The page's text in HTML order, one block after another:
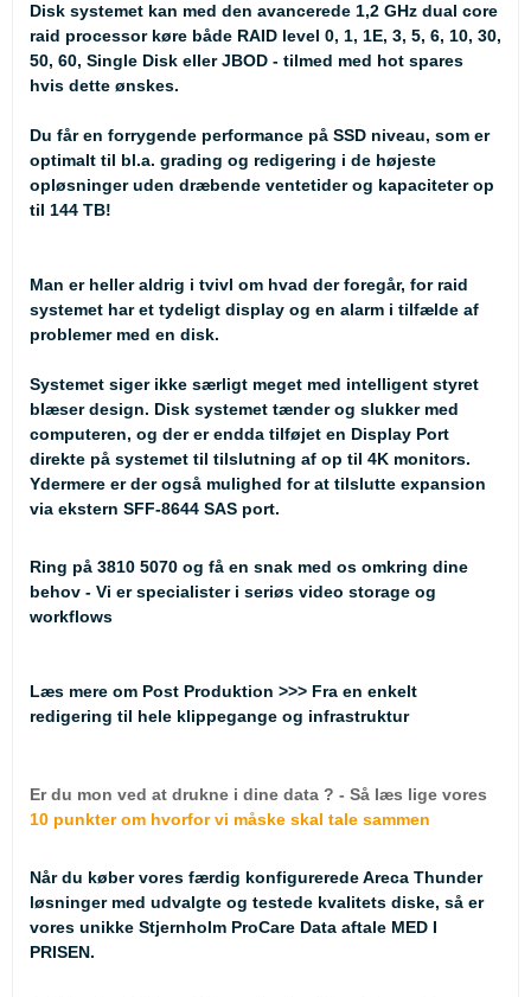
Disk systemet kan med den avancerede 1,2 GHz dual core
raid processor køre både RAID level 0, 1, 1E, 3, 5, 6, 10, 30,
50, 60, Single Disk eller JBOD - tilmed med hot spares
hvis dette ønskes.
Du får en forrygende performance på SSD niveau, som er
optimalt til bl.a. grading og redigering i de højeste
opløsninger uden dræbende ventetider og kapaciteter op
til 144 TB!
Man er heller aldrig i tvivl om hvad der foregår, for raid
systemet har et tydeligt display og en alarm i tilfælde af
problemer med en disk.
Systemet siger ikke særligt meget med intelligent styret
blæser design. Disk systemet tænder og slukker med
computeren, og der er endda tilføjet en Display Port
direkte på systemet til tilslutning af op til 4K monitors.
Ydermere er der også mulighed for at tilslutte expansion
via ekstern SFF-8644 SAS port.
Ring på 3810 5070 og få en snak med os omkring dine
behov - Vi er specialister i seriøs video storage og
workflows
Læs mere om Post Produktion >>> Fra en enkelt
redigering til hele klippegange og infrastruktur
Er du mon ved at drukne i dine data ? - Så læs lige vores
10 punkter om hvorfor vi måske skal tale sammen
Når du køber vores færdig konfigurerede Areca Thunder
løsninger med udvalgte og testede kvalitets diske, så er
vores unikke Stjernholm ProCare Data aftale MED I
PRISEN.